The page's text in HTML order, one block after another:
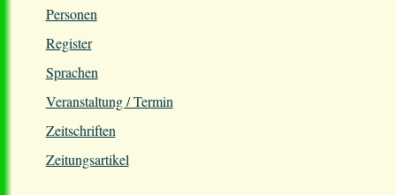
Personen
Register
Sprachen
Veranstaltung / Termin
Zeitschriften
Zeitungsartikel